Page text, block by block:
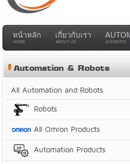
หน้าหลัก
HOME
เกี่ยวกับเรา
ABOUT US & ROBOTS
Automation & Robots
All Automation and Robots
Robots
All Omron Products
Automation Products